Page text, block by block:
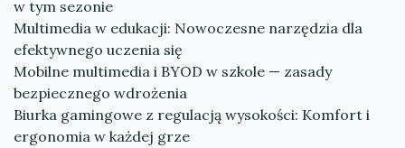
w tym sezonie
Multimedia w edukacji: Nowoczesne narzędzia dla
efektywnego uczenia się
Mobilne multimedia i BYOD w szkole — zasady
bezpiecznego wdrożenia
Biurka gamingowe z regulacją wysokości: Komfort i
ergonomia w każdej grze